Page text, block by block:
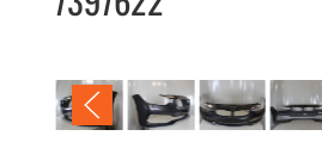
BMW 3 (F30-F31) 2016- бампер